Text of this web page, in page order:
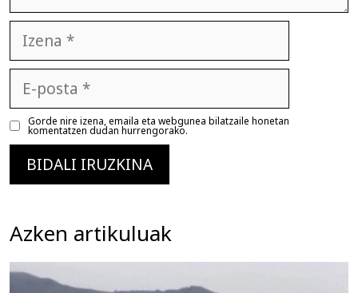
posta
Gorde nire izena, emaila eta webgunea bilatzaile honetan
komentatzen dudan hurrengorako.
Azken artikuluak